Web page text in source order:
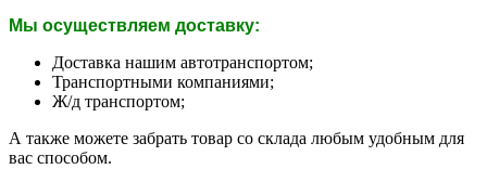
Мы осуществляем доставку:
Доставка нашим автотранспортом;
Транспортными компаниями;
Ж/д транспортом;
А также можете забрать товар со склада любым удобным для
вас способом.